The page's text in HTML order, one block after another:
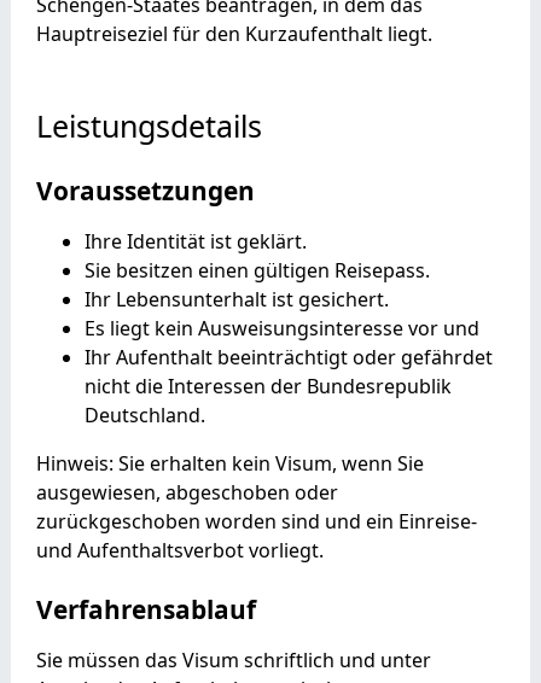
Hauptreiseziel für den Kurzaufenthalt liegt.
Leistungsdetails
Voraussetzungen
Ihre Identität ist geklärt.
Sie besitzen einen gültigen Reisepass.
Ihr Lebensunterhalt ist gesichert.
Es liegt kein Ausweisungsinteresse vor und
Ihr Aufenthalt beeinträchtigt oder gefährdet
nicht die Interessen der Bundesrepublik
Deutschland.
Hinweis: Sie erhalten kein Visum, wenn Sie
ausgewiesen, abgeschoben oder
zurückgeschoben worden sind und ein Einreise-
und Aufenthaltsverbot vorliegt.
Verfahrensablauf
Sie müssen das Visum schriftlich und unter